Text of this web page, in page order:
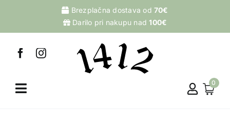
content
Brezplačna dostava od70€
Darilo pri nakupu nad100€
0